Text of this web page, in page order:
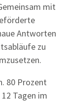
mit
Antworten
zu
80 Prozent
Tagen im